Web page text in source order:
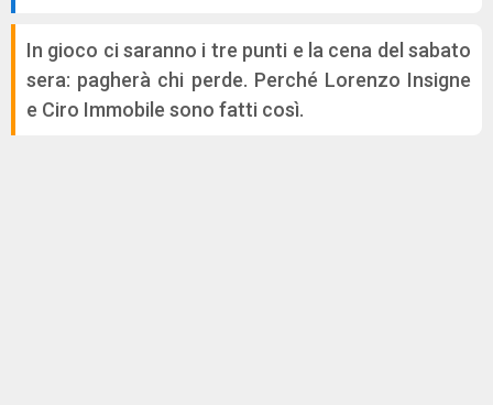
In gioco ci saranno i tre punti e la cena del sabato
sera: pagherà chi perde. Perché Lorenzo Insigne
e Ciro Immobile sono fatti così.